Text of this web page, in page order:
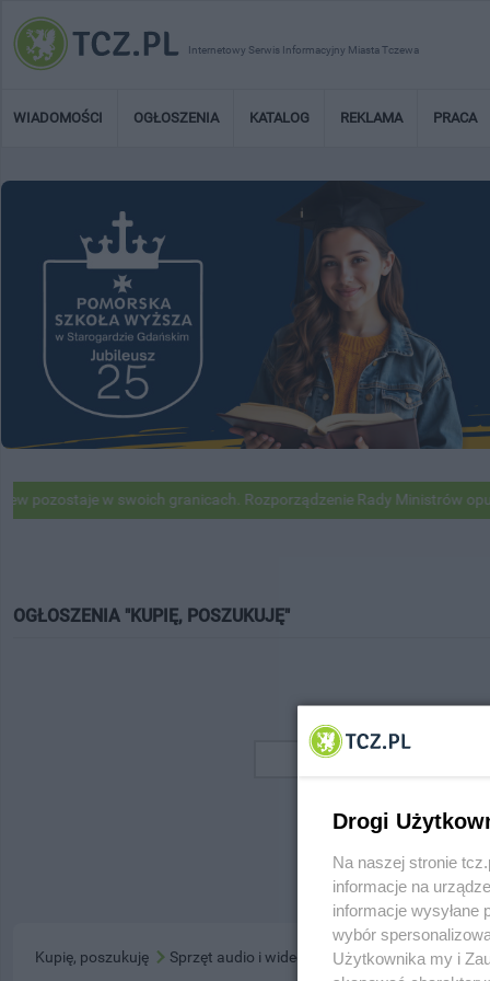
Internetowy Serwis Informacyjny Miasta Tczewa
WIADOMOŚCI OGŁOSZENIA KATALOG REKLAMA PRACA
pozostaje w swoich granicach. Rozporządzenie Rady Ministrów
OGŁOSZENIA "KUPIĘ, POSZUKUJĘ"
Kupię, poszukuję Sprzęt audio i wideo
Drogi
Na naszej stronie
informacje na
informacje wysyłane
wybór
Użytkownika my i